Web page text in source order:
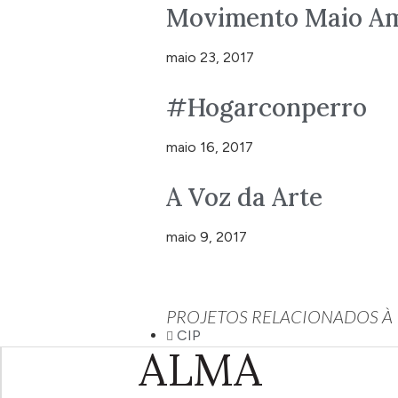
Movimento Maio
maio 23, 2017
#Hogarconperro
maio 16, 2017
A Voz da Arte
maio 9, 2017
PROJETOS RELACIONADOS À
CIP
ALMA